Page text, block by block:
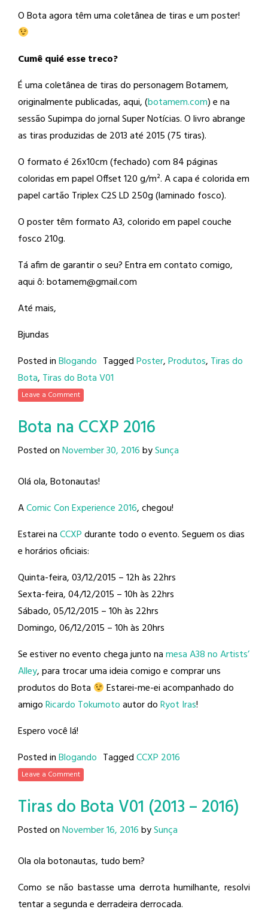
O Bota agora têm uma coletânea de tiras e um poster!
Cumê quié esse treco?
É uma coletânea de tiras do personagem Botamem,
originalmente publicadas, aqui, (botamem.com) e na
sessão Supimpa do jornal Super Notícias. O livro abrange
as tiras produzidas de 2013 até 2015 (75 tiras).
O formato é 26x10cm (fechado) com 84 páginas
coloridas em papel Offset 120 g/m². A capa é colorida em
papel cartão Triplex C2S LD 250g (laminado fosco).
O poster têm formato A3, colorido em papel couche
fosco 210g.
Tá afim de garantir o seu? Entra em contato comigo,
aqui ô: botamem@gmail.com
Até mais,
Bjundas
Posted inBlogando TaggedPoster,Produtos, Tiras do
Bota, Tiras do Bota V01
Leave a Comment
Bota na CCXP 2016
Posted onNovember 30, 2016bySunça
Olá ola, Botonautas!
AComic Con Experience 2016, chegou!
Estarei naCCXPdurante todo o evento. Seguem os dias
e horários oficiais:
Quinta-feira, 03/12/2015 – 12h às 22hrs
Sexta-feira, 04/12/2015 – 10h às 22hrs
Sábado, 05/12/2015 – 10h às 22hrs
Domingo, 06/12/2015 – 10h às 20hrs
Se estiver no evento chega junto namesa A38 no Artists’
Alley, para trocar uma ideia comigo e comprar uns
produtos do Bota
Estarei-me-ei acompanhado do
amigoRicardo Tokumotoautor doRyot Iras!
Espero você lá!
Posted inBlogando TaggedCCXP 2016
Leave a Comment
Tiras do Bota V01 (2013 – 2016)
Posted onNovember 16, 2016bySunça
Ola ola botonautas, tudo bem?
Como se não bastasse uma derrota humilhante, resolvi
tentar a segunda e derradeira derrocada.